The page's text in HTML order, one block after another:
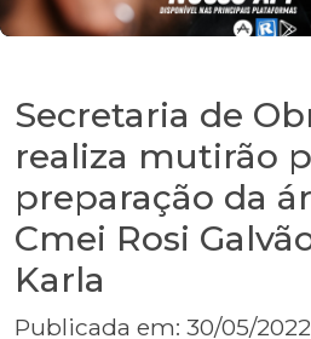
Secretaria de
realiza mutirão
preparação da
Cmei Rosi
Karla
Publicada em: 30/05/2022